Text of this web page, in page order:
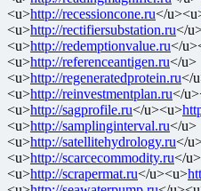
<u>http://recessioncone.ru</
<u>http://rectifiersubstation.ru</
<u>http://redemptionvalue.ru</
<u>http://referenceantigen.ru</u>
<u>http://regeneratedprotein.ru</
<u>http://reinvestmentplan.ru</
<u>http://sagprofile.ru</u><u>
<u>http://samplinginterval.ru</u>
<u>http://satellitehydrology.ru</
<u>http://scarcecommodity.ru</u>
<u>http://scrapermat.ru</u><u>